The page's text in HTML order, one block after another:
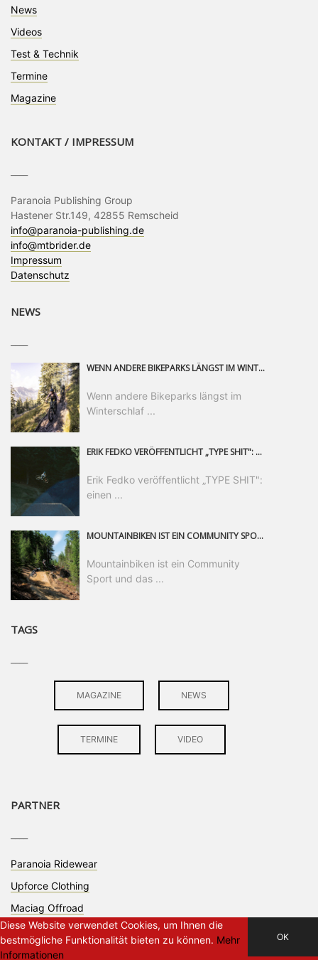
News
Videos
Test & Technik
Termine
Magazine
KONTAKT / IMPRESSUM
Paranoia Publishing Group
Hastener Str.149, 42855 Remscheid
info@paranoia-publishing.de
info@mtbrider.de
Impressum
Datenschutz
NEWS
WENN ANDERE BIKEPARKS LÄNGST IM WINTERSCHLAF SIND, IST MAN IN SAALFELDEN LEOGANG IMMER NOCH AM MOUNTAINBIKEN. IST DER HERBST DIE SCHÖNSTE ZEIT DES JAHRES? AUF DEN TRAILS RUND UM SAALFELDEN LEOGANG UND IM EPIC BIKEPARK LEOGANG IST ER DAS AUF JEDEN FALL – UND DIE GEFÜHLT DIE LÄNGSTE NOCH DAZU. NOCH BIS MINDESTENS 8. NOVEMBER STEHT DAS PINZGAUER MOUNTAINBIKE-PARADIES ALLEN RIDERN OFFEN, DIE EINFACH NICHT GENUG KRIEGEN KÖNNEN. DABEI HÄLT DIE GOLDENE JAHRESZEIT IN SAALFELDEN LEOGANG WEIT MEHR ALS LINES, TRAILS UND HERBSTPANORAMEN BEREIT: MIT DEM BIKE FESTIVAL, VERSCHIEDENEN LADIES SHRED EVENTS UND EINEM DIE GESAMTE SAISON ANDAUERNDEN PHOTO CONTEST ZUM 25-JÄHRIGEN BIKEPARK-JUBILÄUM GIBT ES RUND UM ÖSTERREICHS ÄLTESTEN BIKEPARK EINIGES ZU ERLEBEN.
Wenn andere Bikeparks längst im
Winterschlaf ...
ERIK FEDKO VERÖFFENTLICHT „TYPE SHIT": EINEN 23-MINÜTIGEN MOUNTAINBIKE-FILM, ÜBER DREI JAHRE RUND UM DIE WELT GEDREHT. ZEITGLEICH LAUNCHT ER DIE GLEICHNAMIGE KOLLEKTION SEINER BRAND TYPE. EIN SEGMENT DES FILMS ERSCHEINT SEPARAT AUF RED BULL BIKE.
Erik Fedko veröffentlicht „TYPE SHIT":
einen ...
MOUNTAINBIKEN IST EIN COMMUNITY SPORT UND DAS BEWEIST SICH IN DER BIKE REPUBLIC SÖLDEN GERADE EINDRUCKSVOLL AUF ALLEN LEVELN. FREERIDE PROFI, SHAPERIN UND FRISCH GEWÄHLTE SWATCH NINES MVP VERO SANDLER IST BEGEISTERT VON DER VIELFALT DER BIKE DESTINATION, DER NEUEN JUMPLINE UND PLÄDIERT FÜR MUT BEI (FRAUEN) COMMUNITIES. VERO UND IHR VERLOBTER SAM HODGES VERBRINGEN MEHRERE MONATE IN DER BIKE REPUBLIC UND LASSEN UNS DARAN TEILHABEN. UM COMMUNITY GEHT ES AUCH BEI DER PARTNERSCHAFT ZWISCHEN SÖLDEN UND DEM NEUEN RIDERS PARK DONOVALY IN DER SLOWAKEI: DER DORTIGE TOURISMUSDIREKTOR JIRI PEC IST ÜBERZEUGT: VON MEHR BIKEPARKS PROFITIERT DIE GANZE MTB-SZENE – UND MIT DOMINIK LINSER, GESCHÄFTSFÜHRER DER BRS, HAT ER DAMIT DEN PERFEKTEN PARTNER GEFUNDEN.
Mountainbiken ist ein Community
Sport und das ...
TAGS
MAGAZINE NEWS
TERMINE VIDEO
PARTNER
Paranoia Ridewear
Upforce Clothing
Maciag Offroad
OK
Diese Website verwendet Cookies, um Ihnen die
bestmögliche Funktionalität bieten zu können. Mehr
Informationen